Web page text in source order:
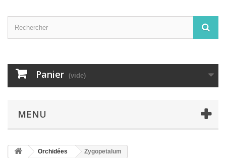
Panier (vide)
MENU
Orchidées Zygopetalum